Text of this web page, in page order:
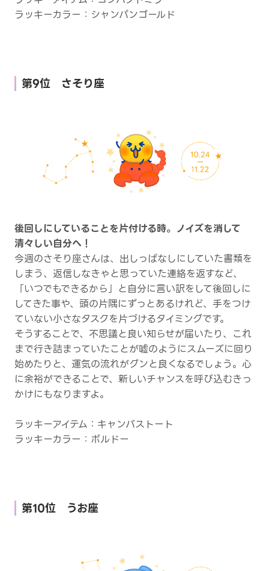
ラッキーカラー：シャンパンゴールド
第9位 さそり座
後回しにしていることを片付ける時。ノイズを消して
清々しい自分へ！
今週のさそり座さんは、出しっぱなしにしていた書類を
しまう、返信しなきゃと思っていた連絡を返すなど、
「いつでもできるから」と自分に言い訳をして後回しに
してきた事や、頭の片隅にずっとあるけれど、手をつけ
ていない小さなタスクを片づけるタイミングです。
そうすることで、不思議と良い知らせが届いたり、これ
まで行き詰まっていたことが嘘のようにスムーズに回り
始めたりと、運気の流れがグンと良くなるでしょう。心
に余裕ができることで、新しいチャンスを呼び込むきっ
かけにもなりますよ。
ラッキーアイテム：キャンバストート
ラッキーカラー：ボルドー
第10位 うお座